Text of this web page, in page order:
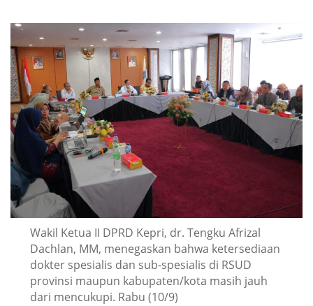
Wakil Ketua II DPRD Kepri, dr. Tengku Afrizal
Dachlan, MM, menegaskan bahwa ketersediaan
dokter spesialis dan sub-spesialis di RSUD
provinsi maupun kabupaten/kota masih jauh
dari mencukupi. Rabu (10/9)